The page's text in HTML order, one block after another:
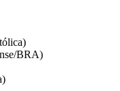
BRA)